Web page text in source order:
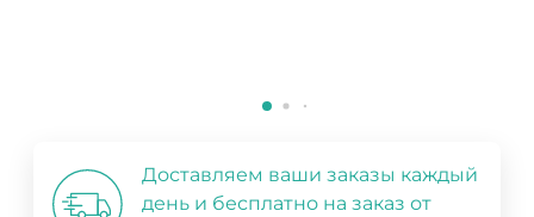
Доставляем ваши заказы каждый
день и бесплатно на заказ от